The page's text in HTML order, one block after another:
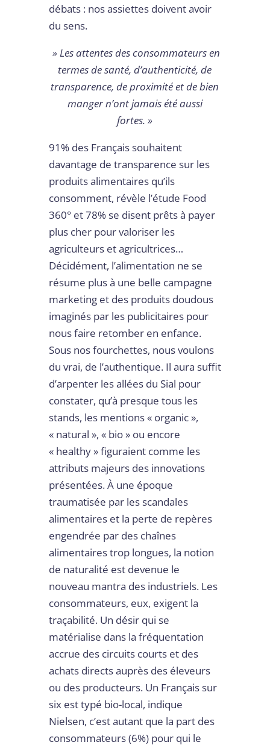
débats : nos assiettes doivent avoir
du sens.
» Les attentes des consommateurs en
termes de santé, d’authenticité, de
transparence, de proximité et de bien
manger n’ont jamais été aussi
fortes. »
91% des Français souhaitent
davantage de transparence sur les
produits alimentaires qu’ils
consomment, révèle l’étude Food
360° et 78% se disent prêts à payer
plus cher pour valoriser les
agriculteurs et agricultrices…
Décidément, l’alimentation ne se
résume plus à une belle campagne
marketing et des produits doudous
imaginés par les publicitaires pour
nous faire retomber en enfance.
Sous nos fourchettes, nous voulons
du vrai, de l’authentique. Il aura suffit
d’arpenter les allées du Sial pour
constater, qu’à presque tous les
stands, les mentions « organic »,
« natural », « bio » ou encore
« healthy » figuraient comme les
attributs majeurs des innovations
présentées. À une époque
traumatisée par les scandales
alimentaires et la perte de repères
engendrée par des chaînes
alimentaires trop longues, la notion
de naturalité est devenue le
nouveau mantra des industriels. Les
consommateurs, eux, exigent la
traçabilité. Un désir qui se
matérialise dans la fréquentation
accrue des circuits courts et des
achats directs auprès des éleveurs
ou des producteurs. Un Français sur
six est typé bio-local, indique
Nielsen, c’est autant que la part des
consommateurs (6%) pour qui le